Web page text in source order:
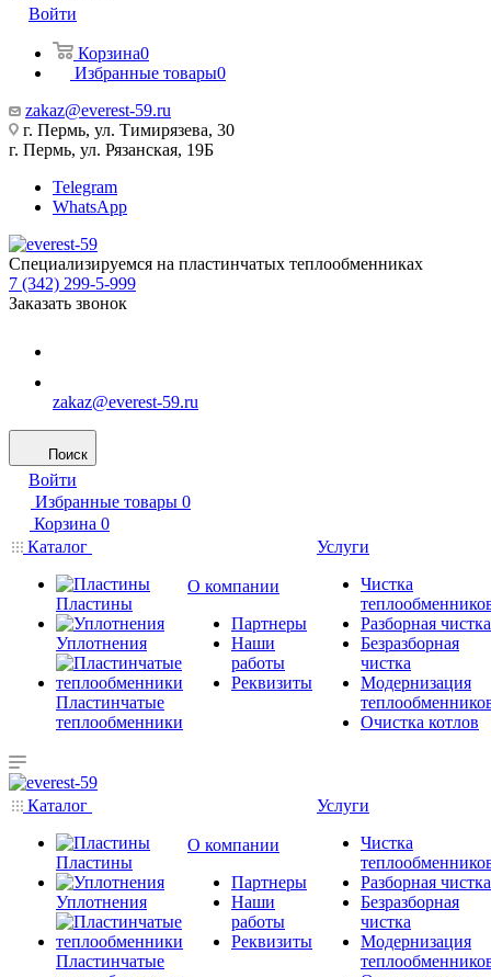
Войти
Корзина0
Избранные товары0
zakaz@everest-59.ru
г. Пермь, ул. Тимирязева, 30
г. Пермь, ул. Рязанская, 19Б
Telegram
WhatsApp
Специализируемся на пластинчатых теплообменниках
7 (342) 299-5-999
Заказать звонок
zakaz@everest-59.ru
Поиск
Войти
Избранные товары 0
Корзина 0
Каталог
Пластины
Уплотнения
Пластинчатые
теплообменники
О компании
Партнеры
Наши
работы
Реквизиты
Услуги
Чистка
Разборная чистка
Безразборная
чистка
Модернизация
Очистка котлов
Каталог
Пластины
Уплотнения
Пластинчатые
О компании
Партнеры
Наши
работы
Реквизиты
Услуги
Чистка
Разборная чистка
Безразборная
чистка
Модернизация